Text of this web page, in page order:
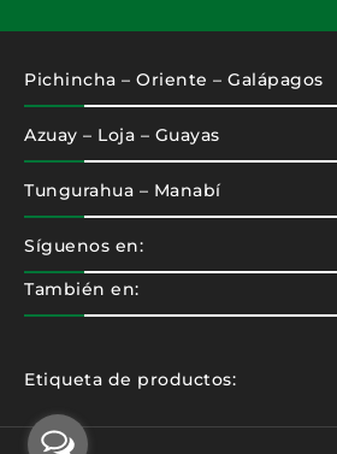
Pichincha – Oriente – Galápagos
Azuay – Loja – Guayas
Tungurahua – Manabí
Síguenos en:
También en:
Etiqueta de productos: